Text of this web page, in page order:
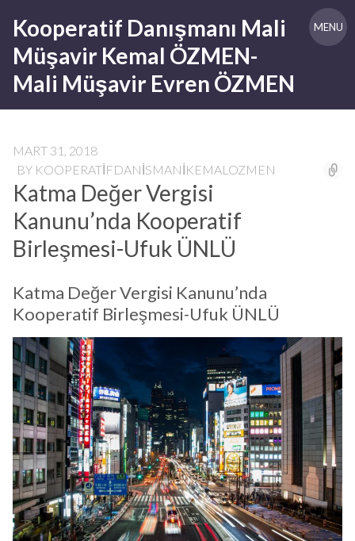
content
Kooperatif Danışmanı Mali
Müşavir Kemal ÖZMEN-
Mali Müşavir Evren ÖZMEN
MENU
MART 31, 2018
BY KOOPERATIFDANISMANIKEMALOZMEN
Katma Değer Vergisi
Kanunu’nda Kooperatif
Birleşmesi-Ufuk ÜNLÜ
Katma Değer Vergisi Kanunu’nda
Kooperatif Birleşmesi-Ufuk ÜNLÜ